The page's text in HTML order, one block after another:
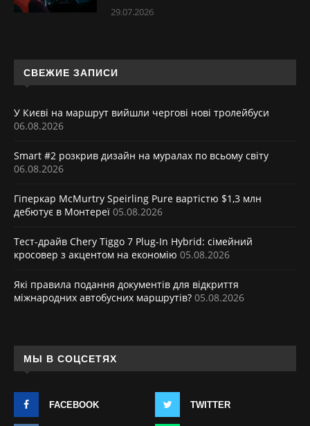
29.07.2026
СВЕЖИЕ ЗАПИСИ
У Києві на маршрут вийшли чергові нові тролейбуси
06.08.2026
Smart #2 розкрив дизайн на муралах по всьому світу
06.08.2026
Гіперкар McMurtry Speirling Pure вартістю $1,3 млн
дебютує в Монтереї 05.08.2026
Тест-драйв Chery Tiggo 7 Plug-In Hybrid: сімейний
кросовер з акцентом на економію 05.08.2026
Які правила подання документів для відкриття
міжнародних автобусних маршрутів? 05.08.2026
МЫ В СОЦСЕТЯХ
FACEBOOK TWITTER